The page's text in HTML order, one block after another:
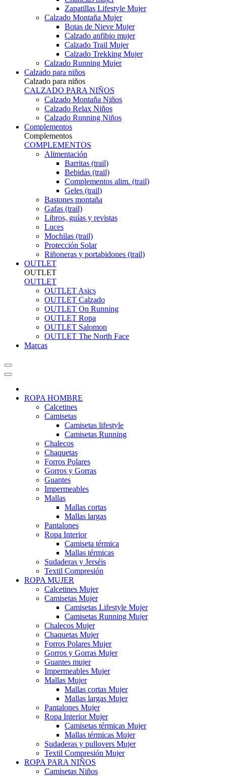
Zapatillas Lifestyle Mujer
Calzado Montaña Mujer
Botas de Nieve Mujer
Calzado anfibio mujer
Calzado Trail Mujer
Calzado Trekking Mujer
Calzado Running Mujer
Calzado para niños
Calzado para niños
CALZADO PARA NIÑOS
Calzado Montaña Niños
Calzado Relax Niños
Calzado Running Niños
Complementos
Complementos
COMPLEMENTOS
Alimentación
Barritas (trail)
Bebidas (trail)
Complementos alim. (trail)
Geles (trail)
Bastones montaña
Gafas (trail)
Libros, guías y revistas
Luces
Mochilas (trail)
Protección Solar
Riñoneras y portabidones (trail)
OUTLET
OUTLET
OUTLET
OUTLET Asics
OUTLET Calzado
OUTLET On Running
OUTLET Ropa
OUTLET Salomon
OUTLET The North Face
Marcas
ROPA HOMBRE
Calcetines
Camisetas
Camisetas lifestyle
Camisetas Running
Chalecos
Chaquetas
Forros Polares
Gorros y Gorras
Guantes
Impermeables
Mallas
Mallas cortas
Mallas largas
Pantalones
Ropa Interior
Camiseta térmica
Mallas térmicas
Sudaderas y Jerséis
Textil Compresión
ROPA MUJER
Calcetines Mujer
Camisetas Mujer
Camisetas Lifestyle Mujer
Camisetas Running Mujer
Chalecos Mujer
Chaquetas Mujer
Forros Polares Mujer
Gorros y Gorras Mujer
Guantes mujer
Impermeables Mujer
Mallas Mujer
Mallas cortas Mujer
Mallas largas Mujer
Pantalones Mujer
Ropa Interior Mujer
Camisetas térmicas Mujer
Mallas térmicas Mujer
Sudaderas y pullovers Mujer
Textil Compresión Mujer
ROPA PARA NIÑOS
Camisetas Niños